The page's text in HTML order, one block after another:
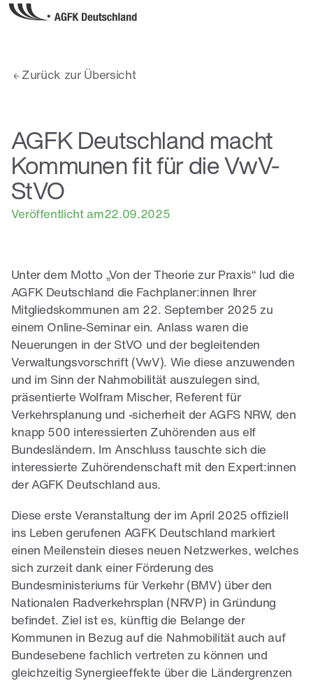
Zurück zur Übersicht
AGFK Deutschland macht
Kommunen fit für die VwV-
StVO
Veröffentlicht am22.09.2025
Unter dem Motto „Von der Theorie zur Praxis“ lud die
AGFK Deutschland die Fachplaner:innen Ihrer
Mitgliedskommunen am 22. September 2025 zu
einem Online-Seminar ein. Anlass waren die
Neuerungen in der StVO und der begleitenden
Verwaltungsvorschrift (VwV). Wie diese anzuwenden
und im Sinn der Nahmobilität auszulegen sind,
präsentierte Wolfram Mischer, Referent für
Verkehrsplanung und -sicherheit der AGFS NRW, den
knapp 500 interessierten Zuhörenden aus elf
Bundesländern. Im Anschluss tauschte sich die
interessierte Zuhörendenschaft mit den Expert:innen
der AGFK Deutschland aus.
Diese erste Veranstaltung der im April 2025 offiziell
ins Leben gerufenen AGFK Deutschland markiert
einen Meilenstein dieses neuen Netzwerkes, welches
sich zurzeit dank einer Förderung des
Bundesministeriums für Verkehr (BMV) über den
Nationalen Radverkehrsplan (NRVP) in Gründung
befindet. Ziel ist es, künftig die Belange der
Kommunen in Bezug auf die Nahmobilität auch auf
Bundesebene fachlich vertreten zu können und
gleichzeitig Synergieeffekte über die Ländergrenzen